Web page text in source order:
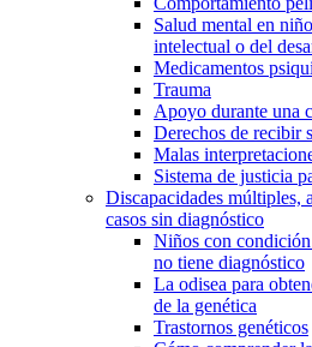
Salud mental en
intelectual o del
Medicamentos
Trauma
Apoyo durante una
Derechos de recibir
Malas
Sistema de justicia
Discapacidades múltiples,
casos sin diagnóstico
Niños con
no tiene diagnóstico
La odisea para
de la genética
Trastornos genéticos